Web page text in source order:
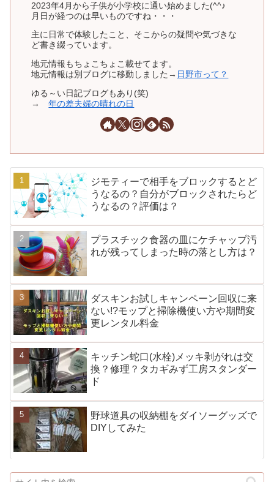
2023年4月から子供が小学校に通い始めました(^^♪
月日が経つのは早いものですね・・・
主に日常で体験したこと、そこからの疑問や気づきな
ど書き綴っています。
地元情報もちょこちょこ載せてます。
地元情報は別ブログに移動しました→ 日野市って？
ゆる～い日記ブログもあり(笑)
→年の差夫婦の晴れの日
ジモティーで相手をブロックするとど
うなるの？自分がブロックされたらど
うなるの？評価は？
プラスチック食器の皿にケチャップ汚
れが残ってしまった時の落とし方は？
ダスキンお試しキャンペーン回収に来
ない!?モップと掃除機使い方や期間変
更レンタル料金
キッチン蛇口(水栓)メッキ剥がれは交
換？修理？タカギみず工房スタンダー
ド
野球道具の収納棚をダイソーグッズで
DIYしてみた